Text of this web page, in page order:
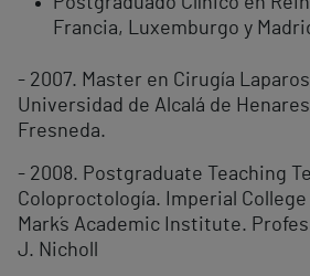
Francia, Luxemburgo y
- 2007. Master en Cirugía
Universidad de Alcalá de
Fresneda.
- 2008. Postgraduate Teaching
Coloproctología. Imperial
Mark´s Academic Institute.
J. Nicholl